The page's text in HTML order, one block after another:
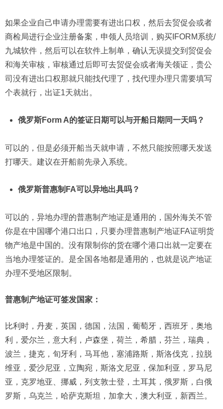
如果企业自己申请办理需要有进出口权，然后去贸促会或者
商检局进行企业注册备案，申领人员培训，购买IFORM系统/
九城软件，然后可以在软件上制单，确认无误提交到贸促会
和海关审核，审核通过后即可去贸促会或者海关领证，贵公
司没有进出口权那就只能找代理了，找代理办理只需要填写
个表就行，出证1天就出。
俄罗斯Form A的签证日期可以与开船日期同一天吗？
可以的，但是必须开船当天就申请，不然只能按照哪天发送
打哪天。建议在开船前先录入系统。
俄罗斯普惠制FA可以异地出具吗？
可以的，异地办理的普惠制产地证是通用的，国外海关不管
你是在中国哪个港口出口，只要办理普惠制产地证FA证明货
物产地是中国的。没有限制你的货在哪个港口出就一定要在
当地办理签证的。是全国各地都是通用的，也就是说产地证
办理不受地区限制。
普惠制产地证可签发国家：
比利时，丹麦，英国，德国，法国，葡萄牙，西班牙，奥地
利，爱尔兰，意大利，卢森堡，荷兰，希腊，芬兰，瑞典，
波兰，捷克，旬牙利，马耳他，塞浦路斯，斯洛伐克，拉脱
维亚，爱沙尼亚，立陶宛，斯洛文尼亚，保加利亚，罗马尼
亚，克罗地亚、挪威，列支敦士登，土耳其，俄罗斯，白俄
罗斯，乌克兰，哈萨克斯坦，加拿大，澳大利亚，新西兰。